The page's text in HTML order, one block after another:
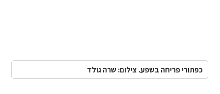
כפתורי פריחה בשפע. צילום: שרה גולד